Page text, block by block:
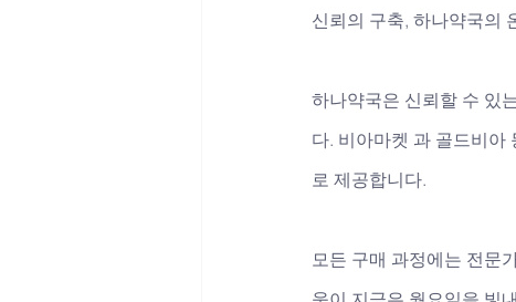
신뢰의 구축, 하나약국의
하나약국은 신뢰할 수 있
다. 비아마켓 과 골드비아
로 제공합니다.
모든 구매 과정에는 전문